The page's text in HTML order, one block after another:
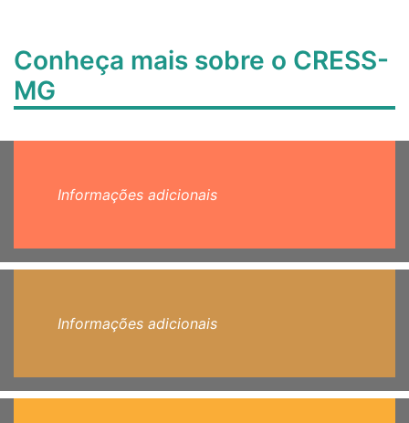
Conheça mais sobre o CRESS-
MG
Informações adicionais
Informações adicionais